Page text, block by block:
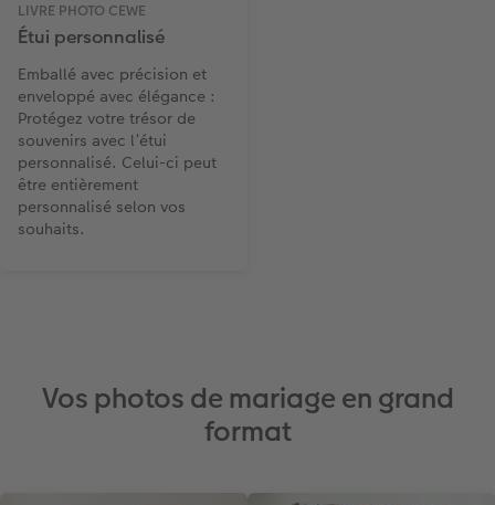
LIVRE PHOTO CEWE
Étui personnalisé
Emballé avec précision et
enveloppé avec élégance :
Protégez votre trésor de
souvenirs avec l’étui
personnalisé. Celui-ci peut
être entièrement
personnalisé selon vos
souhaits.
Vos photos de mariage en grand
format